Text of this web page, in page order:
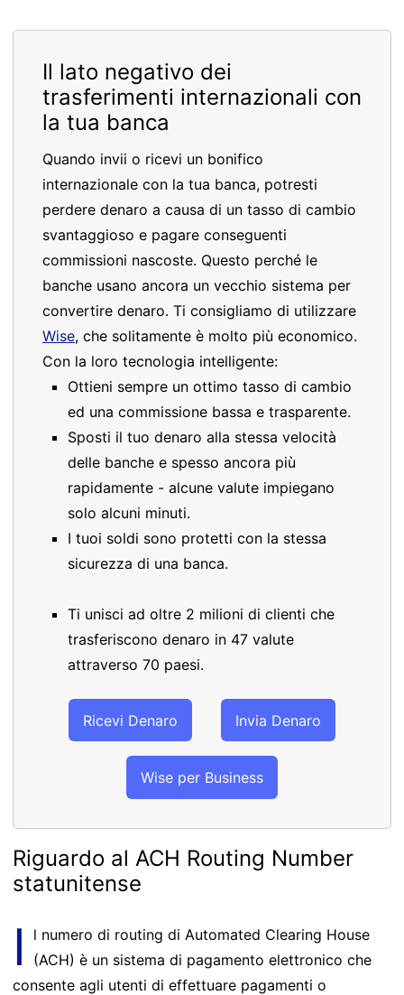
Il lato negativo dei
trasferimenti internazionali con
la tua banca
Quando invii o ricevi un bonifico
internazionale con la tua banca, potresti
perdere denaro a causa di un tasso di cambio
svantaggioso e pagare conseguenti
commissioni nascoste. Questo perché le
banche usano ancora un vecchio sistema per
convertire denaro. Ti consigliamo di utilizzare
Wise, che solitamente è molto più economico.
Con la loro tecnologia intelligente:
Ottieni sempre un ottimo tasso di cambio
ed una commissione bassa e trasparente.
Sposti il tuo denaro alla stessa velocità
delle banche e spesso ancora più
rapidamente - alcune valute impiegano
solo alcuni minuti.
I tuoi soldi sono protetti con la stessa
sicurezza di una banca.
Ti unisci ad oltre 2 milioni di clienti che
trasferiscono denaro in 47 valute
attraverso 70 paesi.
Ricevi Denaro Invia Denaro
Wise per Business
Riguardo al ACH Routing Number
statunitense
I
l numero di routing di Automated Clearing House
(ACH) è un sistema di pagamento elettronico che
consente agli utenti di effettuare pagamenti o